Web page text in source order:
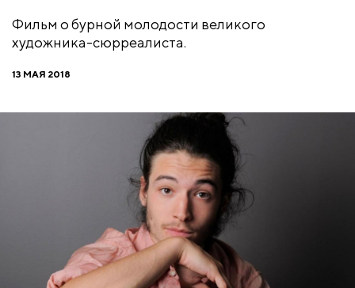
Фильм о бурной молодости великого
художника-сюрреалиста.
13 МАЯ 2018